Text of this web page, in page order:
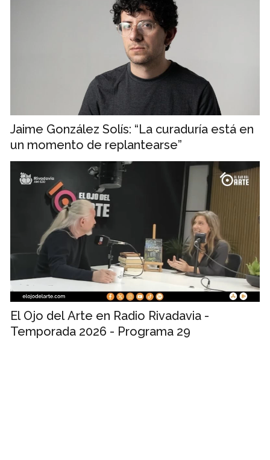
Jaime González Solís: “La curaduría está en
un momento de replantearse”
El Ojo del Arte en Radio Rivadavia -
Temporada 2026 - Programa 29